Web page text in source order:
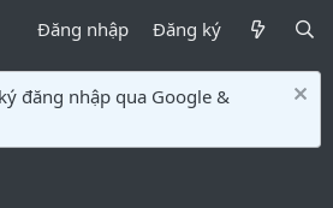
Đăng nhập Đăng ký
đăng nhập qua Google &